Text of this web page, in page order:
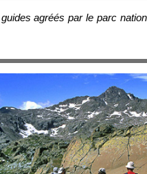
agréés par le parc